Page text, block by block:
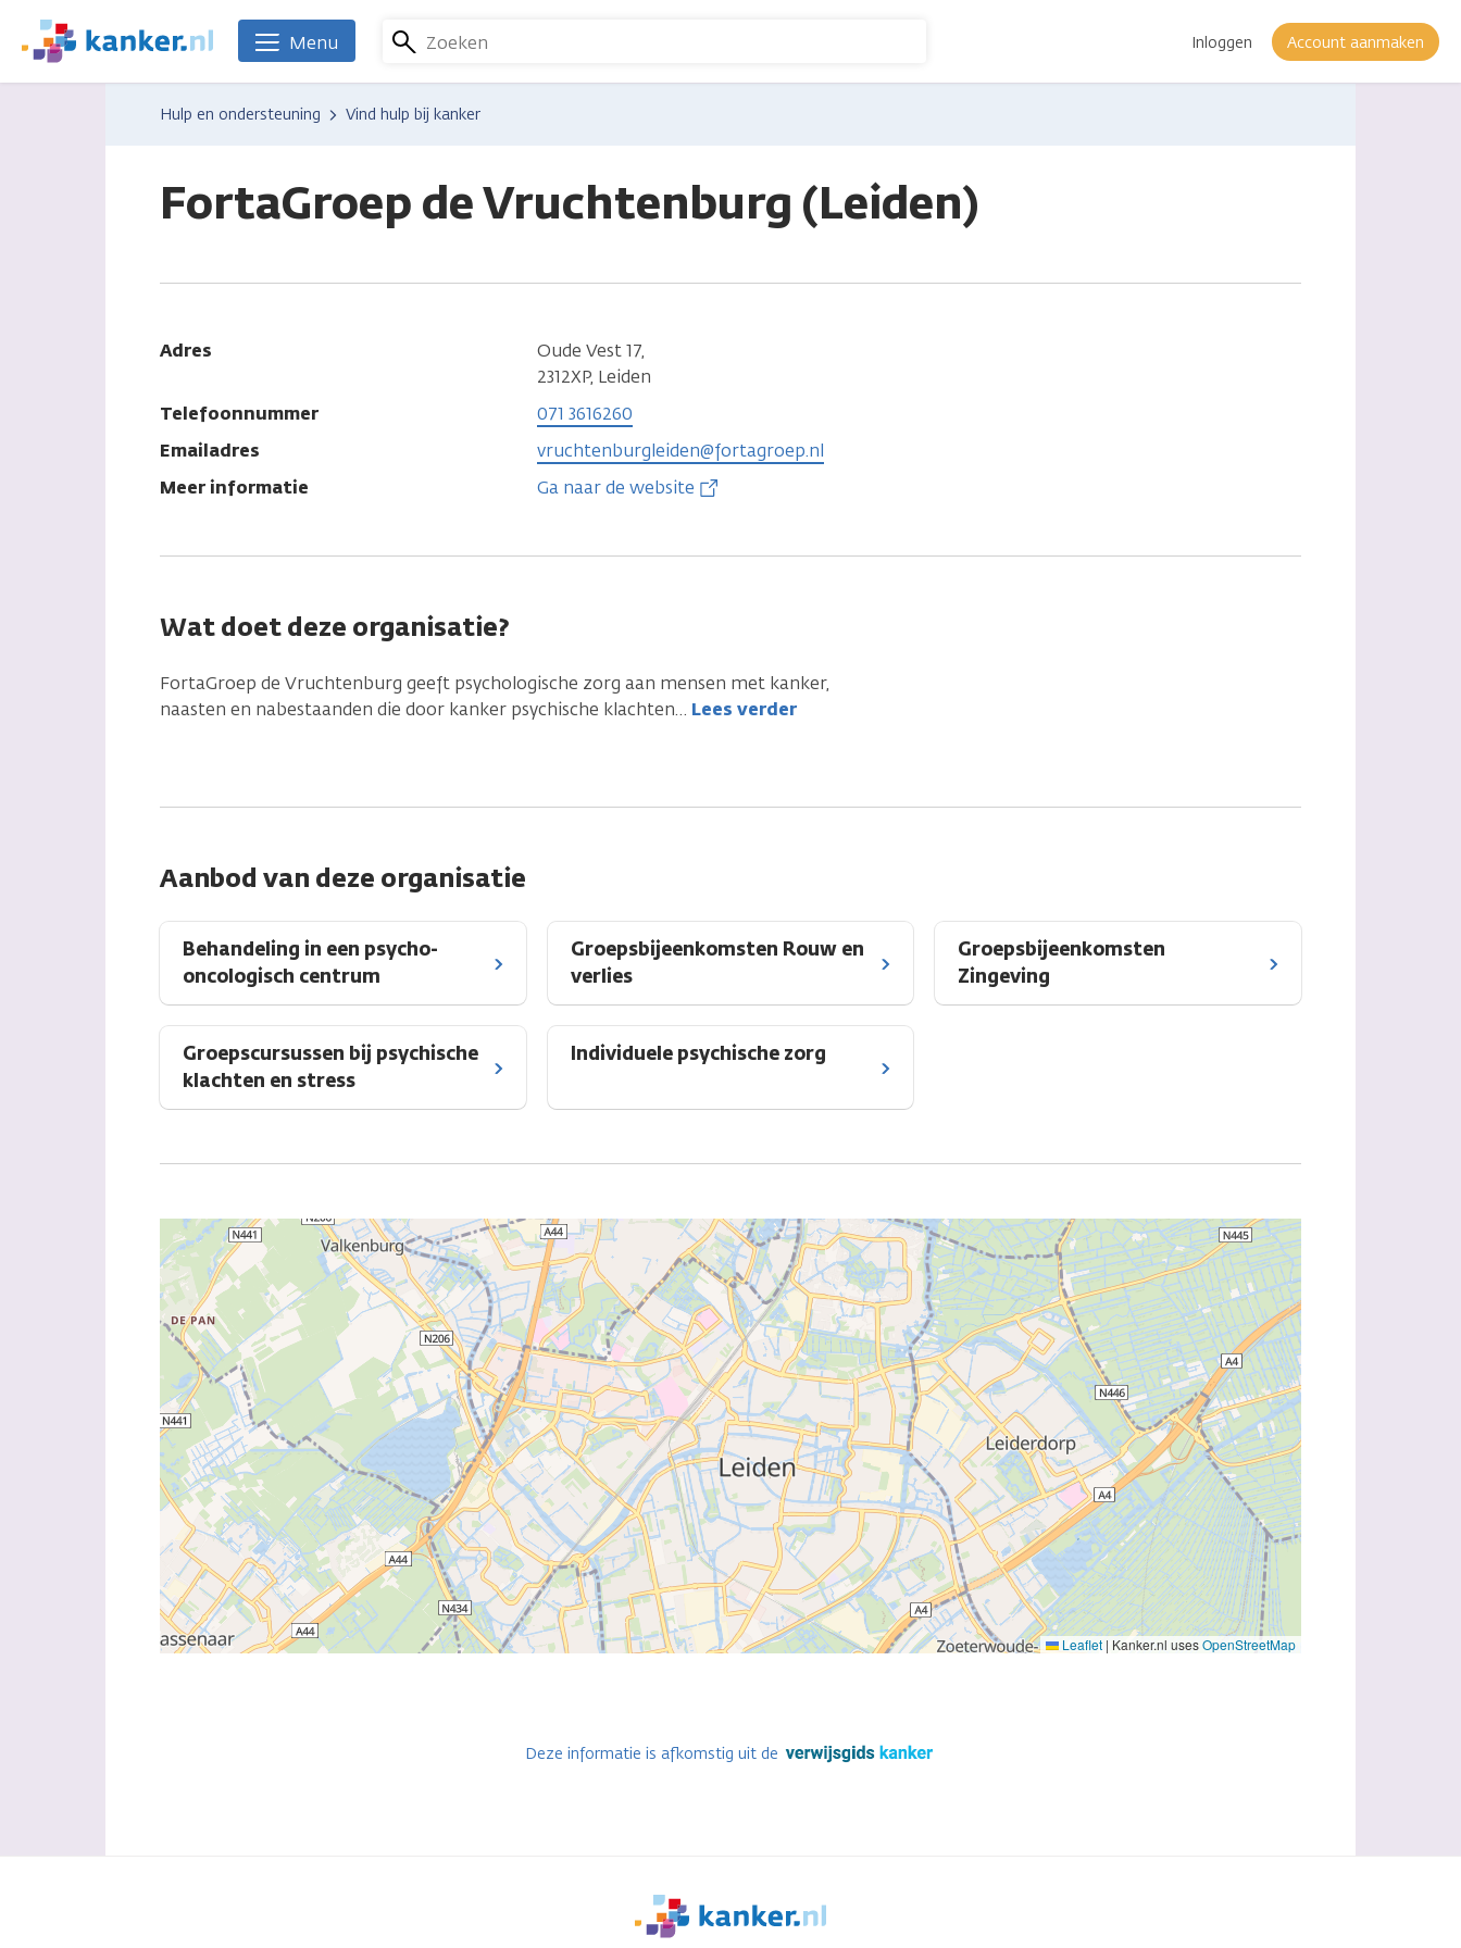
naar
We
zijn
Kanker.nl
Zoeken Inloggen Account aanmaken
Menu
Hulp en ondersteuning Vind hulp bij kanker
FortaGroep de Vruchtenburg (Leiden)
Adres
Oude Vest 17,
2312XP, Leiden
Telefoonnummer
071 3616260
Emailadres
vruchtenburgleiden@fortagroep.nl
Meer informatie
Ga naar de website
Wat doet deze organisatie?
FortaGroep de Vruchtenburg geeft psychologische zorg aan mensen met kanker,
naasten en nabestaanden die door kanker psychische klachten… Lees verder
Aanbod van deze organisatie
Behandeling in een psycho-
oncologisch centrum
Groepsbijeenkomsten Rouw en
verlies
Groepsbijeenkomsten
Zingeving
Groepscursussen bij psychische
klachten en stress
Individuele psychische zorg
Leaflet | Kanker.nl usesOpenStreetMap
Deze informatie is afkomstig uit de
We